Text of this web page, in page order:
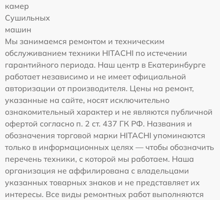
камер
Сушильных
машин
Мы занимаемся ремонтом и техническим
обслуживанием техники HITACHI по истечении
гарантийного периода. Наш центр в Екатеринбурге
работает независимо и не имеет официальной
авторизации от производителя. Цены на ремонт,
указанные на сайте, носят исключительно
ознакомительный характер и не являются публичной
офертой согласно п. 2 ст. 437 ГК РФ. Названия и
обозначения торговой марки HITACHI упоминаются
только в информационных целях — чтобы обозначить
перечень техники, с которой мы работаем. Наша
организация не аффилирована с владельцами
указанных товарных знаков и не представляет их
интересы. Все виды ремонтных работ выполняются